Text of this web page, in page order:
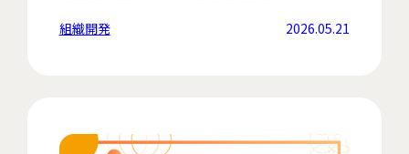
組織開発 2026.05.21